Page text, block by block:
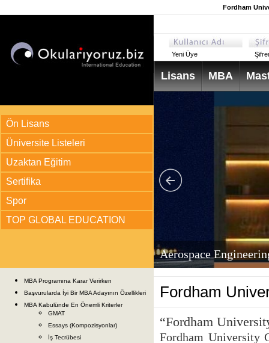
Fordham
Ön Lisans
Üniversite Listeleri
Uzaktan Eğitim
Sertifika
Spor
TOP GLOBAL EDUCATION
MBA Programına Karar Verirken
Başvurularda İyi Bir MBA Adayının Özellikleri
MBA Kabulünde En Önemli Kriterler
GMAT
Essays (Kompozisyonlar)
İş Tecrübesi
Yeni Üye
Lisans MBA
Aerospace
Fordham
“Fordham
Fordham University